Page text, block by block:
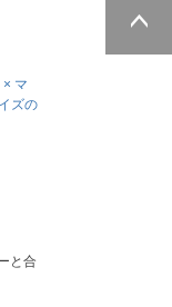
マ
ズの
と合
ページトッ